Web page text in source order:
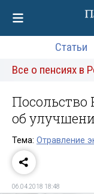
Статьи
Все о пенсиях в
Посольство
об
Тема: Отравление
06.04.2018 18:48